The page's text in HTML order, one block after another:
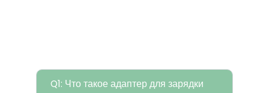
Q1: Что такое адаптер для зарядки